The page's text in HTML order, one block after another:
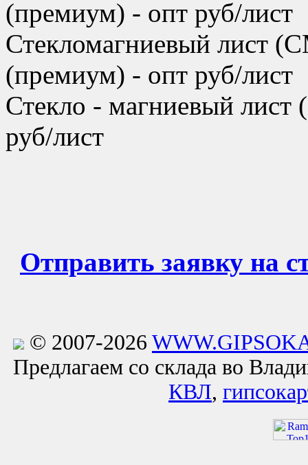
(премиум) - опт руб/лист
Стекломагниевый лист
(премиум) - опт руб/лист
Стекло - магниевый
руб/лист
Отправить заявку на
© 2007-2026
Предлагаем со склада во
КВЛ,